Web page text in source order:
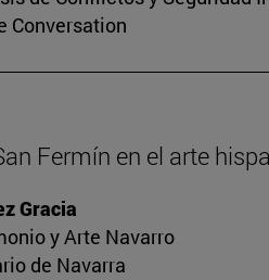
Conversation
Fermín en el arte
Gracia
y Arte Navarro
de Navarra